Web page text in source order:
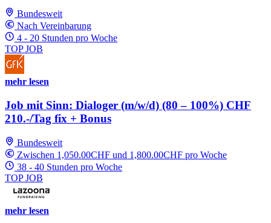
Bundesweit
Nach Vereinbarung
4 - 20 Stunden pro Woche
TOP JOB
mehr lesen
Job mit Sinn: Dialoger (m/w/d) (80 – 100%) CHF
210.-/Tag fix + Bonus
Bundesweit
Zwischen 1,050.00CHF und 1,800.00CHF pro Woche
38 - 40 Stunden pro Woche
TOP JOB
mehr lesen